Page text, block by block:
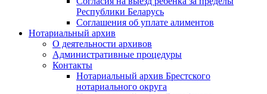
Республики Беларусь
Соглашения об уплате алиментов
Нотариальный архив
О деятельности архивов
Административные процедуры
Контакты
Нотариальный архив Брестского
нотариального округа